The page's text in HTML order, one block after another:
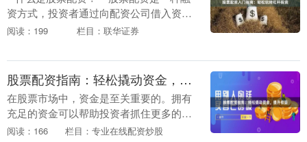
资方式，投资者通过向配资公司借入资
金，以放大自己的投资本金，从而提高投
等的....
阅读：199 栏目：联华证券
股票配资指南：轻松撬动资金，提升收益
在股票市场中，资金是至关重要的。拥有
充足的资金可以帮助投资者抓住更多的投
资机会正规配资线上炒股门户，从而提升
阅读：166 栏目：专业在线配资炒股